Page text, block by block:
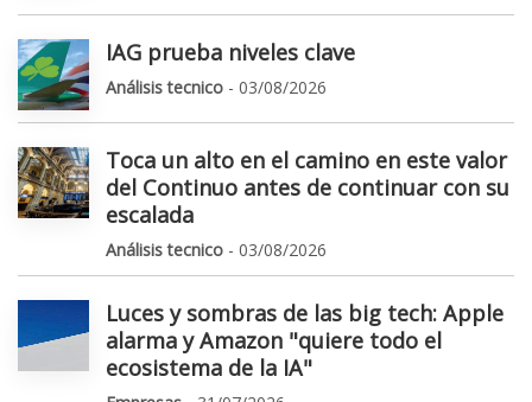
IAG prueba niveles clave
Análisis tecnico - 03/08/2026
Toca un alto en el camino en este valor
del Continuo antes de continuar con su
escalada
Análisis tecnico - 03/08/2026
Luces y sombras de las big tech: Apple
alarma y Amazon "quiere todo el
ecosistema de la IA"